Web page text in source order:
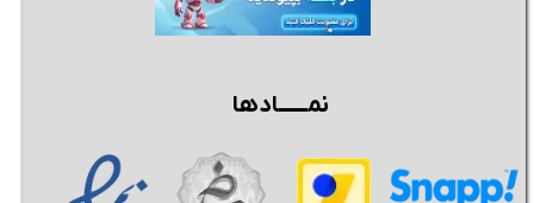
نمــــــادها